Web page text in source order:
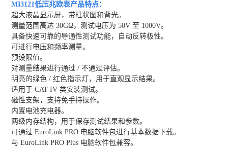
MI3121低压兆欧表产品特点：
超大液晶显示屏，带柱状图和背光。
测量范围高达 30GΩ，测试电压为 50V 至 1000V。
具备快速可靠的导通性测试功能，自动反转极性。
可进行电压和频率测量。
预设限值。
对测量结果进行通过 / 不通过评估。
明亮的绿色 / 红色指示灯，用于直观显示结果。
适用于 CAT IV 类安装测试。
磁性支架，支持免手持操作。
内置电池充电器。
两级内存结构，用于保存测试结果和参数。
可通过 EuroLink PRO 电脑软件包进行基本数据下载。
与 EuroLink PRO Plus 电脑软件包兼容。